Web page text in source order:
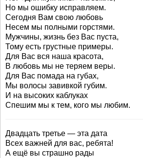
Но мы ошибку исправляем.
Сегодня Вам свою любовь
Несем мы полными горстями.
Мужчины, жизнь без Вас пуста,
Тому есть грустные примеры.
Для Вас вся наша красота,
В любовь мы не теряем веры.
Для Вас помада на губах,
Мы волосы завивкой губим.
И на высоких каблуках
Спешим мы к тем, кого мы любим.
Двадцать третье — эта дата
Всех важней для вас, ребята!
А ещё вы страшно рады